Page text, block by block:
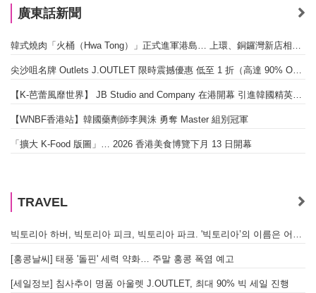
廣東話新聞
韓式燒肉「火桶（Hwa Tong）」正式進軍港島… 上環、銅鑼灣新店相繼開幕
尖沙咀名牌 Outlets J.OUTLET 限時震撼優惠 低至 1 折（高達 90% OFF）
【K-芭蕾風靡世界】 JB Studio and Company 在港開幕 引進韓國精英芭蕾教育系統
【WNBF香港站】韓國藥劑師李興洙 勇奪 Master 組別冠軍
「擴大 K-Food 版圖」… 2026 香港美食博覽下月 13 日開幕
TRAVEL
빅토리아 하버, 빅토리아 피크, 빅토리아 파크. '빅토리아’의 이름은 어떻게 온 걸까? - [이승권 원장의 생활칼럼]
[홍콩날씨] 태풍 '돌핀' 세력 약화… 주말 홍콩 폭염 예고
[세일정보] 침사추이 명품 아울렛 J.OUTLET, 최대 90% 빅 세일 진행